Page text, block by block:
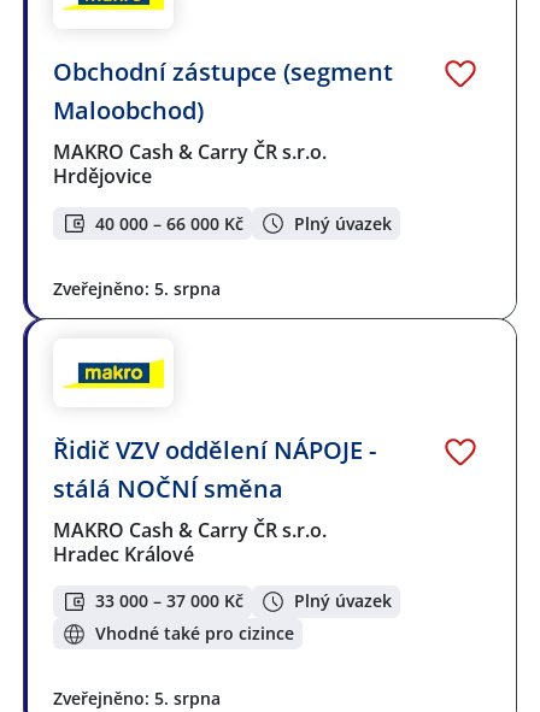
Obchodní zástupce (segment
Maloobchod)
MAKRO Cash & Carry ČR s.r.o.
Hrdějovice
40 000 – 66 000 Kč Plný úvazek
Zveřejněno: 5. srpna
Řidič VZV oddělení NÁPOJE -
stálá NOČNÍ směna
MAKRO Cash & Carry ČR s.r.o.
Hradec Králové
33 000 – 37 000 Kč
Plný úvazek
Vhodné také pro cizince
Zveřejněno: 5. srpna